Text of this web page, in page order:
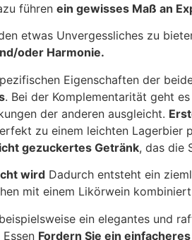
führen ein gewisses Maß an
etwas Unvergessliches zu
oder Harmonie.
Eigenschaften der
. Bei der Komplementarität geht
der anderen ausgleicht.
zu einem leichten
gezuckertes Getränk, das die
wird Dadurch entsteht ein
mit einem Likörwein
ein elegantes und
Fordern Sie ein